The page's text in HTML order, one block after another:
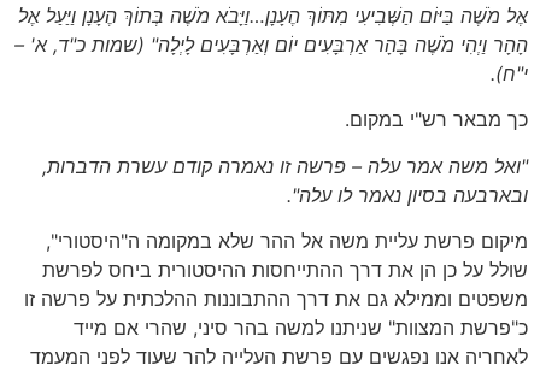
אֶל מֹשֶׁה בַּיּוֹם הַשְּׁבִיעִי מִתּוֹךְ הֶעָנָן…וַיָּבֹא מֹשֶׁה בְּתוֹךְ הֶעָנָן וַיַּעַל אֶל
הָהָר וַיְהִי מֹשֶׁה בָּהָר אַרְבָּעִים יוֹם וְאַרְבָּעִים לָיְלָה" (שמות כ"ד, א' –
י"ח).
כך מבאר רש"י במקום.
"ואל משה אמר עלה – פרשה זו נאמרה קודם עשרת הדברות,
ובארבעה בסיון נאמר לו עלה".
מיקום פרשת עליית משה אל ההר שלא במקומה ה"היסטורי",
שולל על כן הן את דרך ההתייחסות ההיסטורית ביחס לפרשת
משפטים וממילא גם את דרך ההתבוננות ההלכתית על פרשה זו
כ"פרשת המצוות" שניתנו למשה בהר סיני, שהרי אם מייד
לאחריה אנו נפגשים עם פרשת העלייה להר שעוד לפני המעמד